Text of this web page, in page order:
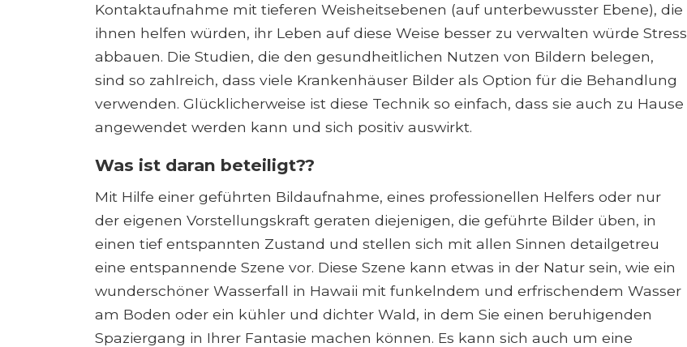
Kontaktaufnahme mit tieferen Weisheitsebenen (auf unterbewusster Ebene), die
ihnen helfen würden, ihr Leben auf diese Weise besser zu verwalten würde Stress
abbauen. Die Studien, die den gesundheitlichen Nutzen von Bildern belegen,
sind so zahlreich, dass viele Krankenhäuser Bilder als Option für die Behandlung
verwenden. Glücklicherweise ist diese Technik so einfach, dass sie auch zu Hause
angewendet werden kann und sich positiv auswirkt.
Was ist daran beteiligt??
Mit Hilfe einer geführten Bildaufnahme, eines professionellen Helfers oder nur
der eigenen Vorstellungskraft geraten diejenigen, die geführte Bilder üben, in
einen tief entspannten Zustand und stellen sich mit allen Sinnen detailgetreu
eine entspannende Szene vor. Diese Szene kann etwas in der Natur sein, wie ein
wunderschöner Wasserfall in Hawaii mit funkelndem und erfrischendem Wasser
am Boden oder ein kühler und dichter Wald, in dem Sie einen beruhigenden
Spaziergang in Ihrer Fantasie machen können. Es kann sich auch um eine